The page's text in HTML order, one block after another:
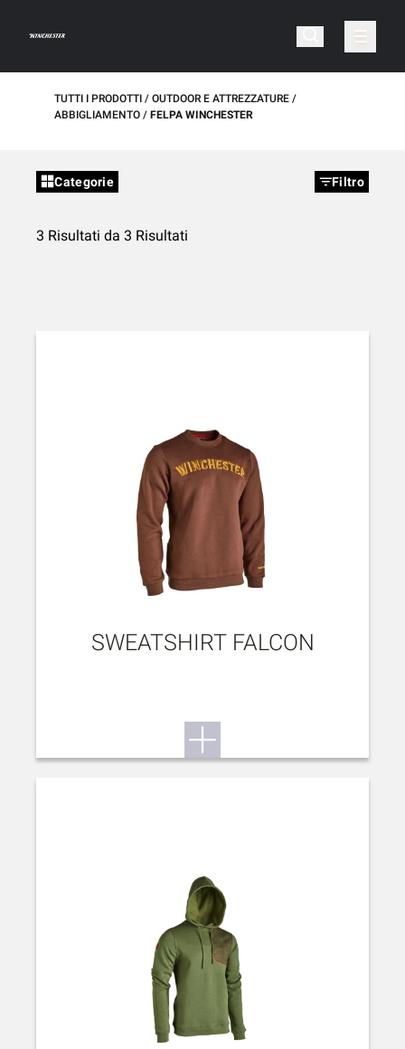
TUTTI I PRODOTTI
OUTDOOR E ATTREZZATURE
ABBIGLIAMENTO
FELPA WINCHESTER
Categorie Filtro
3 Risultati da 3 Risultati
SWEATSHIRT FALCON